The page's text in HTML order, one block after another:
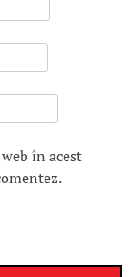
în acest